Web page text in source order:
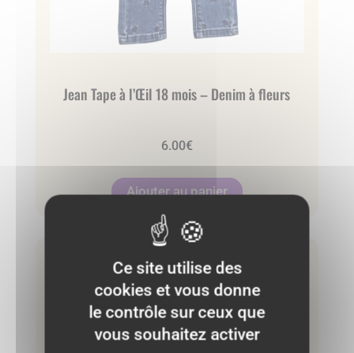
Jean Tape à l’Œil 18 mois – Denim à fleurs
6.00€
Ajouter au panier
Très bon étatCe site utilise des
cookies et vous donne
le contrôle sur ceux que
vous souhaitez activer